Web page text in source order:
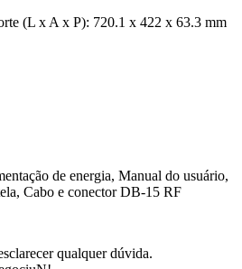
(L x A x P): 720.1 x 422 x 63.3 mm
de energia, Manual do usuário,
Cabo e conector DB-15 RF
qualquer dúvida.